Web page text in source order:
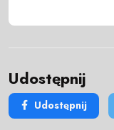
Udostępnij
Udostępnij